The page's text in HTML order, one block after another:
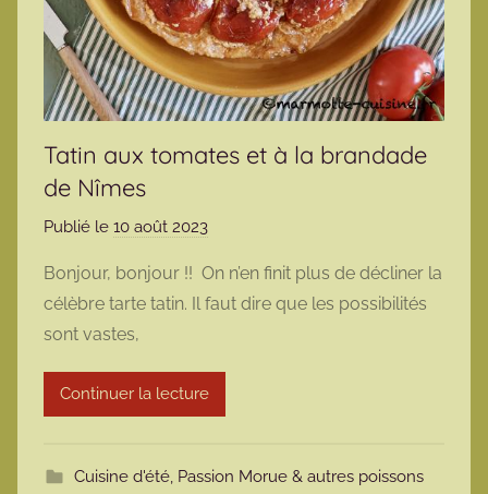
Tatin aux tomates et à la brandade
de Nîmes
Publié le 10 août 2023
r
m
r
m
t
Bonjour, bonjour !! On n’en finit plus de décliner la
célèbre tarte tatin. Il faut dire que les possibilités
sont vastes,
Continuer la lecture
Cuisine d'été, Passion Morue & autres poissons